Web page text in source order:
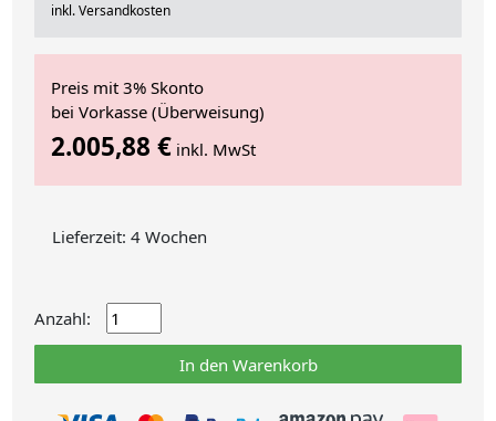
inkl. Versandkosten
Preis mit 3% Skonto
bei Vorkasse (Überweisung)
2.005,88 € inkl. MwSt
Lieferzeit: 4 Wochen
Anzahl:
In den Warenkorb